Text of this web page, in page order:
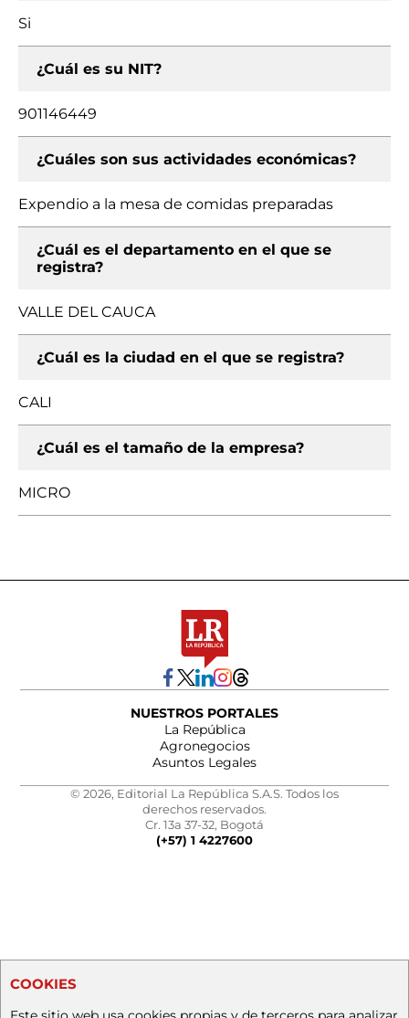
Si
¿Cuál es su NIT?
901146449
¿Cuáles son sus actividades económicas?
Expendio a la mesa de comidas preparadas
¿Cuál es el departamento en el que se
registra?
VALLE DEL CAUCA
¿Cuál es la ciudad en el que se registra?
CALI
¿Cuál es el tamaño de la empresa?
MICRO
NUESTROS PORTALES
La República
Agronegocios
Asuntos Legales
© 2026, Editorial La República S.A.S. Todos los
derechos reservados.
Cr. 13a 37-32, Bogotá
(+57) 1 4227600
COOKIES